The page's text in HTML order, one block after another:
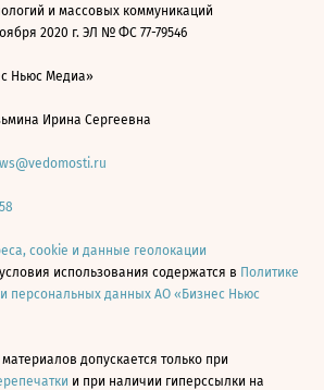
и массовых коммуникаций
2020 г. ЭЛ № ФС 77-79546
Ньюс Медиа»
Ирина Сергеевна
cookie и данные геолокации
использования содержатся в Политике
персональных данных АО «Бизнес Ньюс
допускается только при
и при наличии гиперссылки на